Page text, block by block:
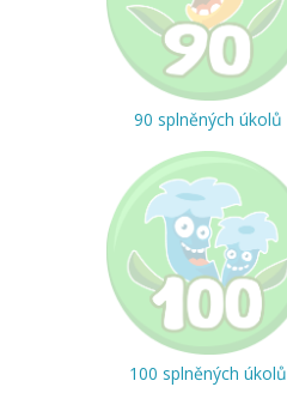
90 splněných úkolů
100 splněných úkolů